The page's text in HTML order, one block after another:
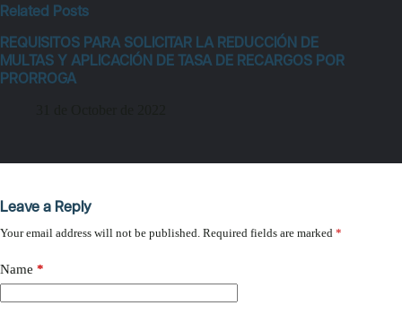
Related Posts
REQUISITOS PARA SOLICITAR LA REDUCCIÓN DE
MULTAS Y APLICACIÓN DE TASA DE RECARGOS POR
PRORROGA
Leave a Reply
Your email address will not be published. Required fields are marked *
Name *